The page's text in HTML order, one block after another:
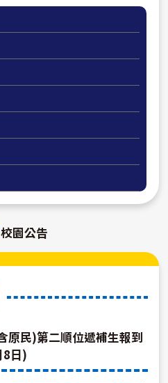
園公告
原民)第二順位遞補生報到
8日)